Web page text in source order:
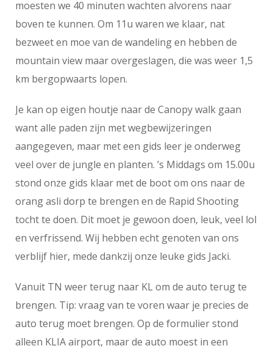
moesten we 40 minuten wachten alvorens naar
boven te kunnen. Om 11u waren we klaar, nat
bezweet en moe van de wandeling en hebben de
mountain view maar overgeslagen, die was weer 1,5
km bergopwaarts lopen.
Je kan op eigen houtje naar de Canopy walk gaan
want alle paden zijn met wegbewijzeringen
aangegeven, maar met een gids leer je onderweg
veel over de jungle en planten. ’s Middags om 15.00u
stond onze gids klaar met de boot om ons naar de
orang asli dorp te brengen en de Rapid Shooting
tocht te doen. Dit moet je gewoon doen, leuk, veel lol
en verfrissend. Wij hebben echt genoten van ons
verblijf hier, mede dankzij onze leuke gids Jacki.
Vanuit TN weer terug naar KL om de auto terug te
brengen. Tip: vraag van te voren waar je precies de
auto terug moet brengen. Op de formulier stond
alleen KLIA airport, maar de auto moest in een